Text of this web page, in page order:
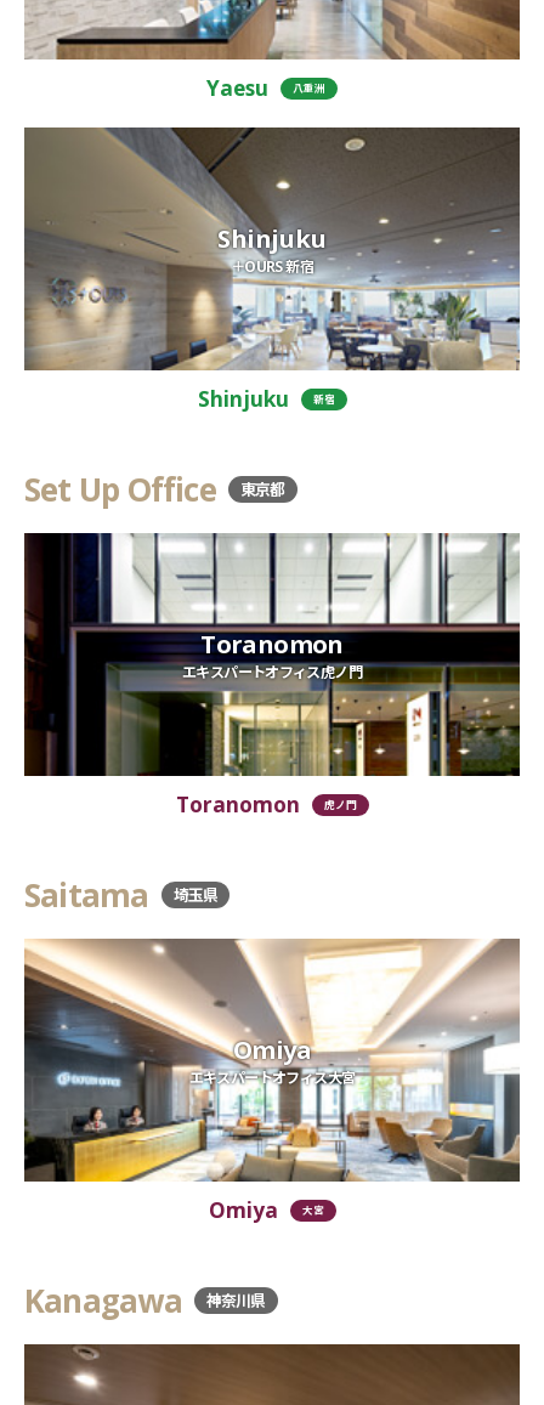
Yaesu 八重洲
Shinjuku
＋OURS 新宿
Shinjuku 新宿
Set Up Office 東京都
Toranomon
エキスパートオフィス虎ノ門
Toranomon 虎ノ門
Saitama 埼玉県
Omiya
エキスパートオフィス大宮
Omiya 大宮
Kanagawa 神奈川県